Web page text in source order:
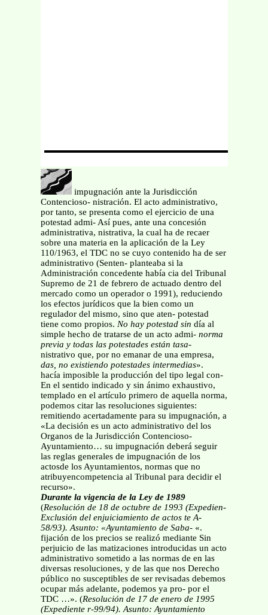
impugnación ante la Jurisdicción
Contencioso- nistración. El acto administrativo,
por tanto, se presenta como el ejercicio de una
potestad admi- Así pues, ante una concesión
administrativa, nistrativa, la cual ha de recaer
sobre una materia en la aplicación de la Ley
110/1963, el TDC no se cuyo contenido ha de ser
administrativo (Senten- planteaba si la
Administración concedente había cia del Tribunal
Supremo de 21 de febrero de actuado dentro del
mercado como un operador o 1991), reduciendo
los efectos jurídicos que la bien como un
regulador del mismo, sino que aten- potestad
tiene como propios. No hay potestad sin día al
simple hecho de tratarse de un acto admi- norma
previa y todas las potestades están tasa-
nistrativo que, por no emanar de una empresa,
das, no existiendo potestades intermedias».
hacía imposible la producción del tipo legal con-
En el sentido indicado y sin ánimo exhaustivo,
templado en el artículo primero de aquella norma,
podemos citar las resoluciones siguientes:
remitiendo acertadamente para su impugnación, a
«La decisión es un acto administrativo del los
Organos de la Jurisdicción Contencioso-
Ayuntamiento… su impugnación deberá seguir
las reglas generales de impugnación de los
actosde los Ayuntamientos, normas que no
atribuyencompetencia al Tribunal para decidir el
recurso».
Durante la vigencia de la Ley de 1989
(Resolución de 18 de octubre de 1993 (Expedien-
Exclusión del enjuiciamiento de actos te A-
58/93). Asunto: «Ayuntamiento de Saba-«.
fijación de los precios se realizó mediante Sin
perjuicio de las matizaciones introducidas un acto
administrativo sometido a las normas de en las
diversas resoluciones, y de las que nos Derecho
público no susceptibles de ser revisadas debemos
ocupar más adelante, podemos ya pro- por el
TDC …». (Resolución de 17 de enero de 1995
(Expediente r-99/94). Asunto: Ayuntamiento